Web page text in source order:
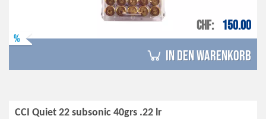
%
CHF 150.00
in den Warenkorb
CCI Quiet 22 subsonic 40grs .22 lr